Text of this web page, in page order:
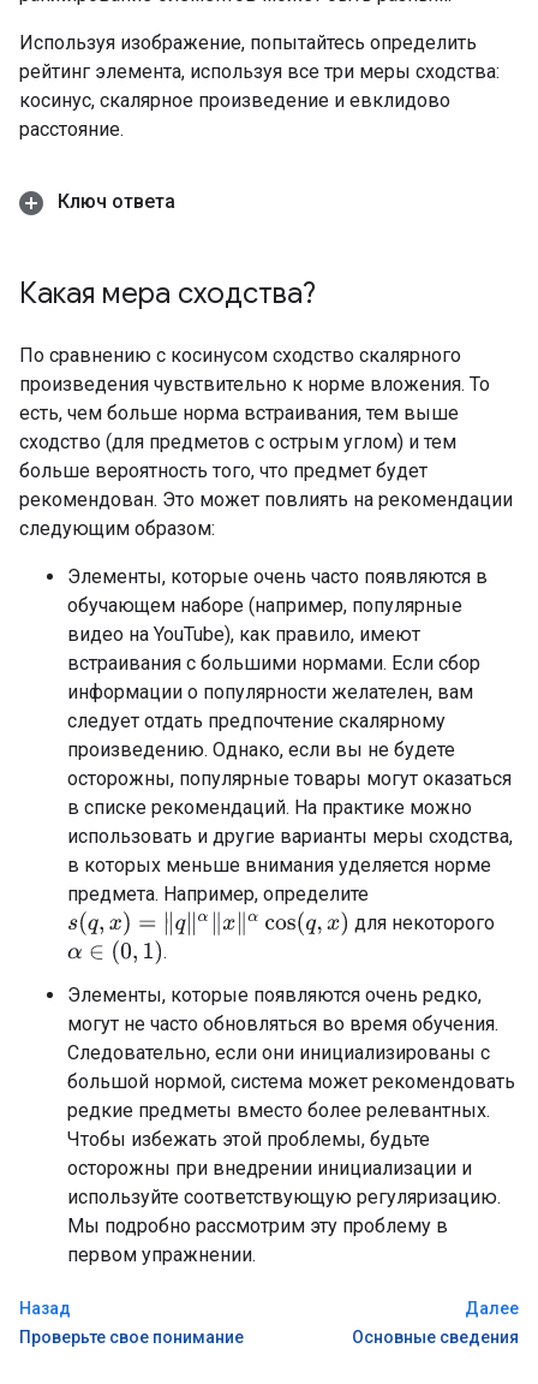
Используя изображение, попытайтесь определить
рейтинг элемента, используя все три меры сходства:
косинус, скалярное произведение и евклидово
расстояние.
Ключ ответа
Какая мера сходства?
По сравнению с косинусом сходство скалярного
произведения чувствительно к норме вложения. То
есть, чем больше норма встраивания, тем выше
сходство (для предметов с острым углом) и тем
больше вероятность того, что предмет будет
рекомендован. Это может повлиять на рекомендации
следующим образом:
Элементы, которые очень часто появляются в
обучающем наборе (например, популярные
видео на YouTube), как правило, имеют
встраивания с большими нормами. Если сбор
информации о популярности желателен, вам
следует отдать предпочтение скалярному
произведению. Однако, если вы не будете
осторожны, популярные товары могут оказаться
в списке рекомендаций. На практике можно
использовать и другие варианты меры сходства,
в которых меньше внимания уделяется норме
предмета. Например, определите
s(q,x )= ‖ q‖ α ‖x ‖α cos q x)
для некоторого
α∈(0 ,1)
.
Элементы, которые появляются очень редко,
могут не часто обновляться во время обучения.
Следовательно, если они инициализированы с
большой нормой, система может рекомендовать
редкие предметы вместо более релевантных.
Чтобы избежать этой проблемы, будьте
осторожны при внедрении инициализации и
используйте соответствующую регуляризацию.
Мы подробно рассмотрим эту проблему в
первом упражнении.
Назад
Проверьте свое понимание
Далее
Основные сведения